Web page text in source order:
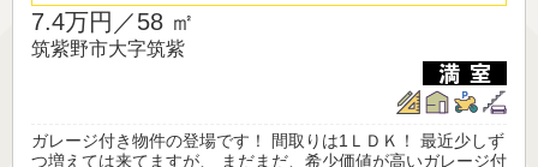
7.4万円／58 ㎡
筑紫野市大字筑紫
ガレージ付き物件の登場です！ 間取りは1ＬＤＫ！ 最近少しず
つ増えては来てますが、 まだまだ、希少価値が高いガレージ付